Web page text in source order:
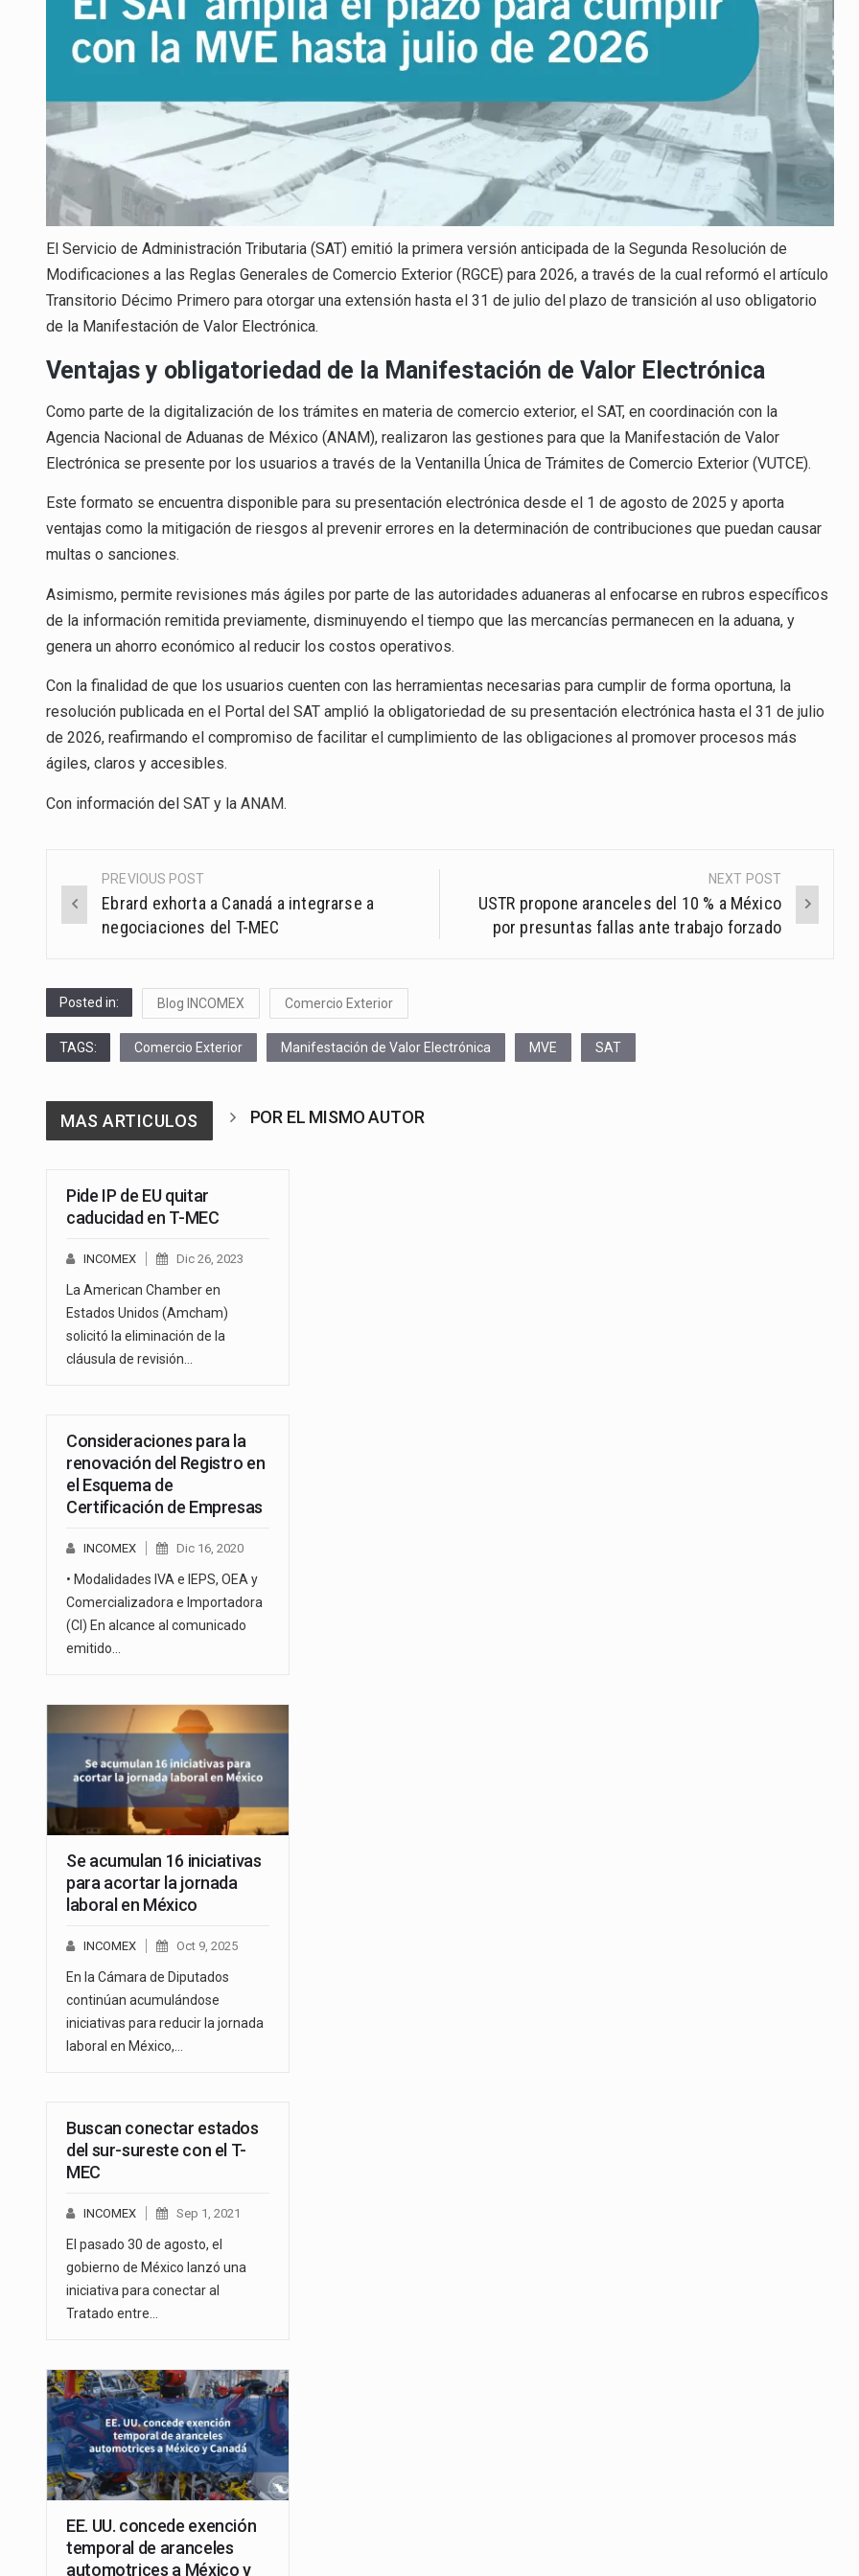
El Servicio de Administración Tributaria (SAT) emitió la primera versión anticipada de la Segunda Resolución de
Modificaciones a las Reglas Generales de Comercio Exterior (RGCE) para 2026, a través de la cual reformó el artículo
Transitorio Décimo Primero para otorgar una extensión hasta el 31 de julio del plazo de transición al uso obligatorio
de la Manifestación de Valor Electrónica.
Ventajas y obligatoriedad de la Manifestación de Valor Electrónica
Como parte de la digitalización de los trámites en materia de comercio exterior, el SAT, en coordinación con la
Agencia Nacional de Aduanas de México (ANAM), realizaron las gestiones para que la Manifestación de Valor
Electrónica se presente por los usuarios a través de la Ventanilla Única de Trámites de Comercio Exterior (VUTCE).
Este formato se encuentra disponible para su presentación electrónica desde el 1 de agosto de 2025 y aporta
ventajas como la mitigación de riesgos al prevenir errores en la determinación de contribuciones que puedan causar
multas o sanciones.
Asimismo, permite revisiones más ágiles por parte de las autoridades aduaneras al enfocarse en rubros específicos
de la información remitida previamente, disminuyendo el tiempo que las mercancías permanecen en la aduana, y
genera un ahorro económico al reducir los costos operativos.
Con la finalidad de que los usuarios cuenten con las herramientas necesarias para cumplir de forma oportuna, la
resolución publicada en el Portal del SAT amplió la obligatoriedad de su presentación electrónica hasta el 31 de julio
de 2026, reafirmando el compromiso de facilitar el cumplimiento de las obligaciones al promover procesos más
ágiles, claros y accesibles.
Con información del SAT y la ANAM.
Post
navigation
PREVIOUS POST
Ebrard exhorta a Canadá a integrarse a
negociaciones del T-MEC
NEXT POST
USTR propone aranceles del 10 % a México
por presuntas fallas ante trabajo forzado
Posted in: Blog INCOMEX Comercio Exterior
TAGS: Comercio Exterior Manifestación de Valor Electrónica MVE SAT
MAS ARTICULOS POR EL MISMO AUTOR
Pide IP de EU quitar
caducidad en T-MEC
INCOMEX Dic 26, 2023
La American Chamber en
Estados Unidos (Amcham)
solicitó la eliminación de la
cláusula de revisión…
Consideraciones para la
renovación del Registro en
el Esquema de
Certificación de Empresas
INCOMEX Dic 16, 2020
• Modalidades IVA e IEPS, OEA y
Comercializadora e Importadora
(CI) En alcance al comunicado
emitido…
Se acumulan 16 iniciativas
para acortar la jornada
laboral en México
INCOMEX Oct 9, 2025
En la Cámara de Diputados
continúan acumulándose
iniciativas para reducir la jornada
laboral en México,…
Buscan conectar estados
del sur-sureste con el T-
MEC
INCOMEX Sep 1, 2021
El pasado 30 de agosto, el
gobierno de México lanzó una
iniciativa para conectar al
Tratado entre…
EE. UU. concede exención
temporal de aranceles
automotrices a México y